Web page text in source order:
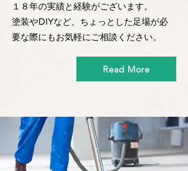
１８年の実績と経験がございます。
塗装やDIYなど、ちょっとした足場が必
要な際にもお気軽にご相談ください。
Read More